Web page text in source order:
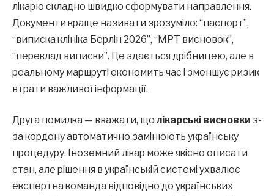
лікарю складно швидко сформувати направлення.
Документи краще називати зрозуміло: “паспорт”,
“виписка клініка Берлін 2026”, “МРТ висновок”,
“переклад виписки”. Це здається дрібницею, але в
реальному маршруті економить час і зменшує ризик
втрати важливої інформації.
Друга помилка — вважати, що лікарські висновки з-
за кордону автоматично замінюють українську
процедуру. Іноземний лікар може якісно описати
стан, але рішення в українській системі ухвалює
експертна команда відповідно до українських